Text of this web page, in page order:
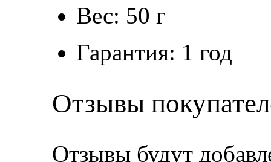
Вес: 50 г
Гарантия: 1 год
Отзывы
Отзывы будут